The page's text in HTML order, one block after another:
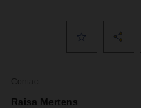
Contact
Raisa Mertens